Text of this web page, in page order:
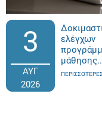
3
ΑΥΓ
2026